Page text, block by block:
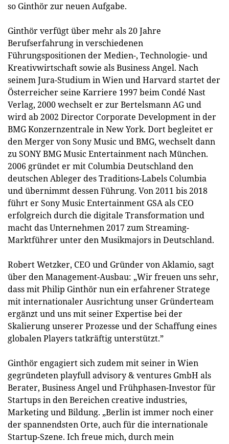
so Ginthör zur neuen Aufgabe.
Ginthör verfügt über mehr als 20 Jahre
Berufserfahrung in verschiedenen
Führungspositionen der Medien-, Technologie- und
Kreativwirtschaft sowie als Business Angel. Nach
seinem Jura-Studium in Wien und Harvard startet der
Österreicher seine Karriere 1997 beim Condé Nast
Verlag, 2000 wechselt er zur Bertelsmann AG und
wird ab 2002 Director Corporate Development in der
BMG Konzernzentrale in New York. Dort begleitet er
den Merger von Sony Music und BMG, wechselt dann
zu SONY BMG Music Entertainment nach München.
2006 gründet er mit Columbia Deutschland den
deutschen Ableger des Traditions-Labels Columbia
und übernimmt dessen Führung. Von 2011 bis 2018
führt er Sony Music Entertainment GSA als CEO
erfolgreich durch die digitale Transformation und
macht das Unternehmen 2017 zum Streaming-
Marktführer unter den Musikmajors in Deutschland.
Robert Wetzker, CEO und Gründer von Aklamio, sagt
über den Management-Ausbau: „Wir freuen uns sehr,
dass mit Philip Ginthör nun ein erfahrener Stratege
mit internationaler Ausrichtung unser Gründerteam
ergänzt und uns mit seiner Expertise bei der
Skalierung unserer Prozesse und der Schaffung eines
globalen Players tatkräftig unterstützt.”
Ginthör engagiert sich zudem mit seiner in Wien
gegründeten playfull advisory & ventures GmbH als
Berater, Business Angel und Frühphasen-Investor für
Startups in den Bereichen creative industries,
Marketing und Bildung. „Berlin ist immer noch einer
der spannendsten Orte, auch für die internationale
Startup-Szene. Ich freue mich, durch mein